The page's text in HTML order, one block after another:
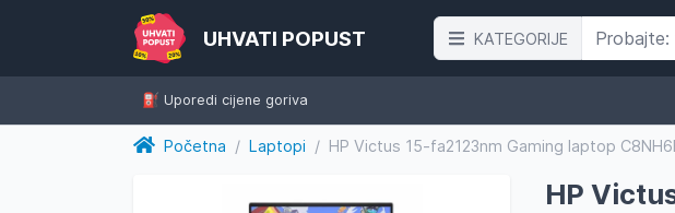
UHVATI POPUST KATEGORIJE
⛽️ Uporedi cijene goriva
Početna / Laptopi / HP Victus 15-fa2123nm Gaming laptop
HP